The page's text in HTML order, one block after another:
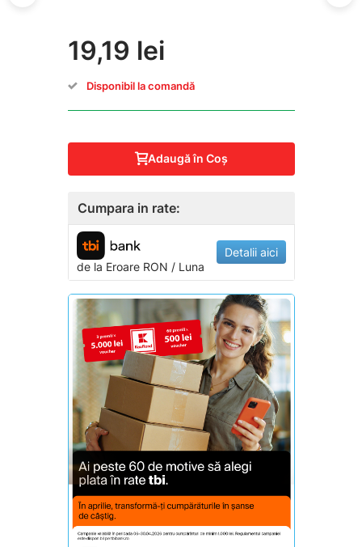
19,19 lei
Disponibil la comandă
Adaugă în Coş
Cumpara in rate:
de la EroareRON / Luna
Detalii aici